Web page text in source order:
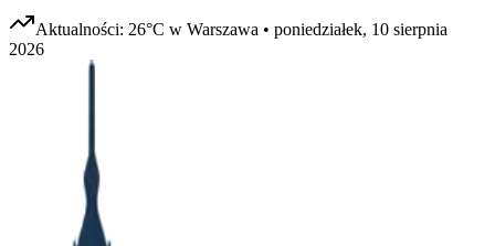
Aktualności: 26°C w Warszawa • poniedziałek, 10 sierpnia
2026